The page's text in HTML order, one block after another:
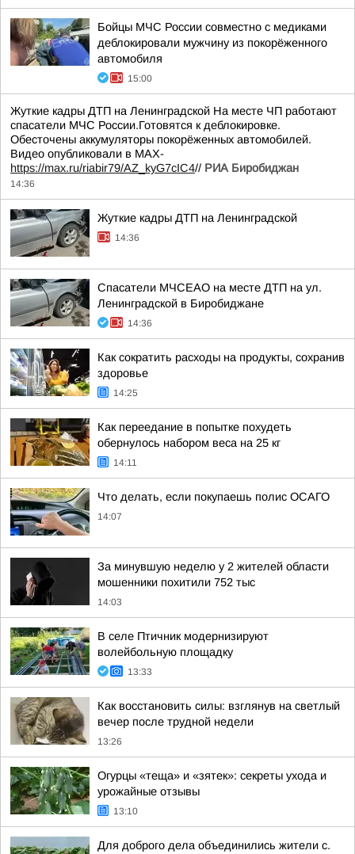
Бойцы МЧС России совместно с медиками
деблокировали мужчину из покорёженного
автомобиля
15:00
Жуткие кадры ДТП на Ленинградской На месте ЧП работают
спасатели МЧС России.Готовятся к деблокировке.
Обесточены аккумуляторы покорёженных автомобилей.
Видео опубликовали в МАХ-
https://max.ru/riabir79/AZ_kyG7cIC4// РИА Биробиджан
14:36
Жуткие кадры ДТП на Ленинградской
14:36
Спасатели МЧСЕАО на месте ДТП на ул.
Ленинградской в Биробиджане
14:36
Как сократить расходы на продукты, сохранив
здоровье
14:25
Как переедание в попытке похудеть
обернулось набором веса на 25 кг
14:11
Что делать, если покупаешь полис ОСАГО
14:07
За минувшую неделю у 2 жителей области
мошенники похитили 752 тыс
14:03
В селе Птичник модернизируют
волейбольную площадку
13:33
Как восстановить силы: взглянув на светлый
вечер после трудной недели
13:26
Огурцы «теща» и «зятек»: секреты ухода и
урожайные отзывы
13:10
Для доброго дела объединились жители с.